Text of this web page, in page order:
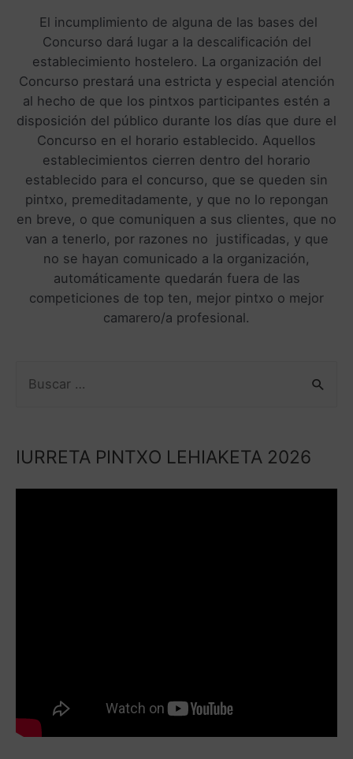
El incumplimiento de alguna de las bases del
Concurso dará lugar a la descalificación del
establecimiento hostelero. La organización del
Concurso prestará una estricta y especial atención
al hecho de que los pintxos participantes estén a
disposición del público durante los días que dure el
Concurso en el horario establecido. Aquellos
establecimientos cierren dentro del horario
establecido para el concurso, que se queden sin
pintxo, premeditadamente, y que no lo repongan
en breve, o que comuniquen a sus clientes, que no
van a tenerlo, por razones no justificadas, y que
no se hayan comunicado a la organización,
automáticamente quedarán fuera de las
competiciones de top ten, mejor pintxo o mejor
camarero/a profesional.
IURRETA PINTXO LEHIAKETA 2026